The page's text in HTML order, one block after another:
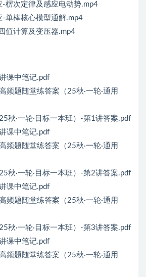
楞次定律及感应电动势.mp4
单棒核心模型通解.mp4
值计算及变压器.mp4
课中笔记.pdf
频题随堂练答案（25秋·一轮·通用
秋·一轮·目标一本班）-第1讲答案.pdf
课中笔记.pdf
频题随堂练答案（25秋·一轮·通用
秋·一轮·目标一本班）-第2讲答案.pdf
课中笔记.pdf
频题随堂练答案（25秋·一轮·通用
秋·一轮·目标一本班）-第3讲答案.pdf
课中笔记.pdf
频题随堂练答案（25秋·一轮·通用